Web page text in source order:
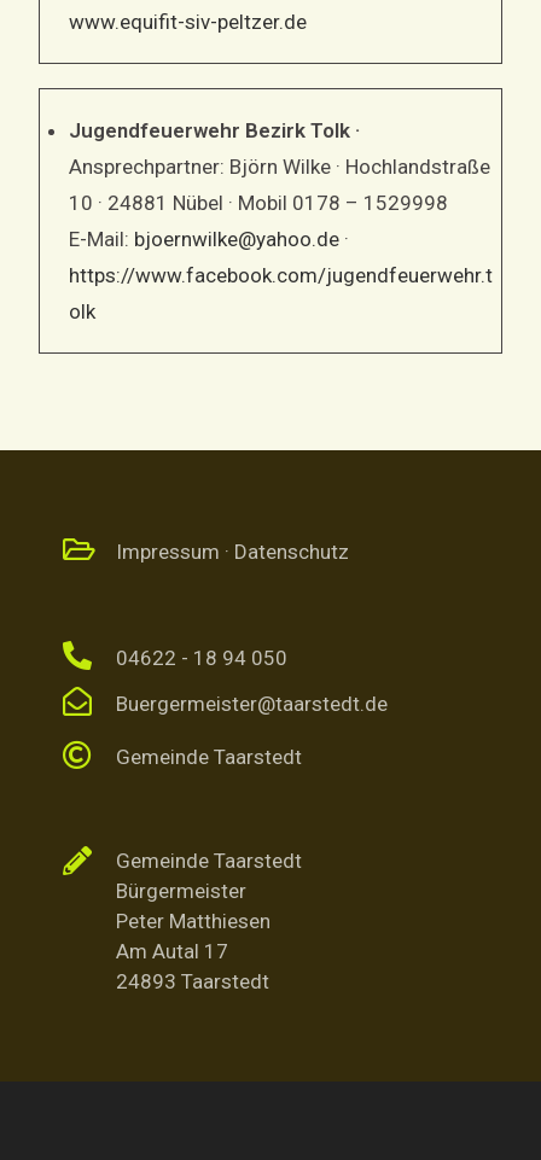
www.equifit-siv-peltzer.de
Jugendfeuerwehr Bezirk Tolk ·
Ansprechpartner: Björn Wilke · Hochlandstraße
10 · 24881 Nübel · Mobil 0178 – 1529998
E-Mail: bjoernwilke@yahoo.de ·
https://www.facebook.com/jugendfeuerwehr.t
olk
Gemeinde Taarstedt
Bürgermeister
Peter Matthiesen
Am Autal 17
24893 Taarstedt
04622 - 18 94 050
Buergermeister@taarstedt.de
Gemeinde Taarstedt
Impressum · Datenschutz